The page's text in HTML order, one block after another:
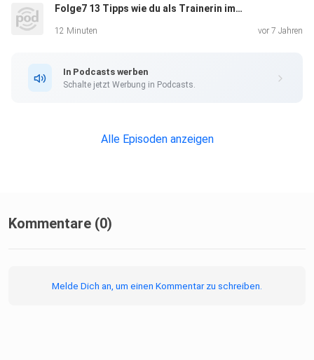
Folge7 13 Tipps wie du als Trainerin im Bildungsurlaub gut draufkommst
12 Minuten vor 7 Jahren
In Podcasts werben
Schalte jetzt Werbung in Podcasts.
Alle Episoden anzeigen
Kommentare (0)
Melde Dich an, um einen Kommentar zu schreiben.